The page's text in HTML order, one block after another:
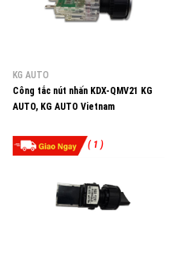
KG AUTO
Công tắc nút nhấn KDX-QMV21 KG
AUTO, KG AUTO Vietnam
( 1 )